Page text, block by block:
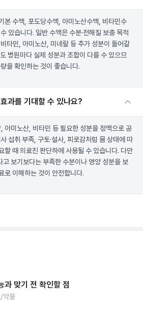
본 수액, 포도당수액, 아미노산수액, 비타민수
있습니다. 일반 수액은 수분·전해질 보충 목적
타민, 아미노산, 미네랄 등 추가 성분이 들어갈
병원마다 실제 성분과 조합이 다를 수 있으므
을 확인하는 것이 좋습니다.
과를 기대할 수 있나요?
아미노산, 비타민 등 필요한 성분을 정맥으로 공
섭취 부족, 구토·설사, 피로감처럼 몸 상태에 따
할 때 의료진 판단하에 사용될 수 있습니다. 다만
보기보다는 부족한 수분이나 영양 성분을 보
로 이해하는 것이 안전합니다.
과 맞기 전 확인할 점
약물